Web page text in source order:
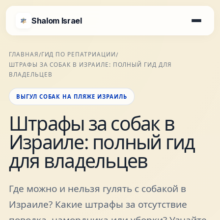
Shalom Israel
Блог
Афиша
Новости
Специалисты
Города
ГЛАВНАЯ/ГИД ПО РЕПАТРИАЦИИ/
ШТРАФЫ ЗА СОБАК В ИЗРАИЛЕ: ПОЛНЫЙ ГИД ДЛЯ
ВЛАДЕЛЬЦЕВ
ВЫГУЛ СОБАК НА ПЛЯЖЕ ИЗРАИЛЬ
Штрафы за собак в
Израиле: полный гид
для владельцев
Где можно и нельзя гулять с собакой в
Израиле? Какие штрафы за отсутствие